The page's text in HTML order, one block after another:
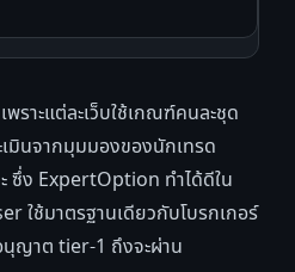
ราะแต่ละเว็บใช้เกณฑ์คนละชุด
มินจากมุมมองของนักเทรด
ซึ่ง ExpertOption ทำได้ดีใน
ใช้มาตรฐานเดียวกับโบรกเกอร์
ญาต tier-1 ถึงจะผ่าน